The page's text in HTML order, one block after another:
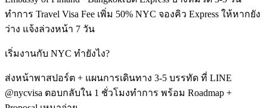
ทำการ Travel Visa Fee เพิ่ม 50% NYC จองคิว Express ให้หากยัง
ว่าง แจ้งล่วงหน้า 7 วัน
เริ่มงานกับ NYC ทำยังไง?
ส่งหน้าพาสปอร์ต + แผนการเดินทาง 3-5 บรรทัด ที่ LINE
@nycvisa ตอบกลับใน 1 ชั่วโมงทำการ พร้อม Roadmap +